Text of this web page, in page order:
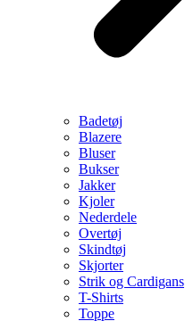
Badetøj
Blazere
Bluser
Bukser
Jakker
Kjoler
Nederdele
Overtøj
Skindtøj
Skjorter
Strik og Cardigans
T-Shirts
Toppe